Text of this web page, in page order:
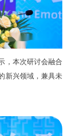
，本次研讨会融合
新兴领域，兼具未